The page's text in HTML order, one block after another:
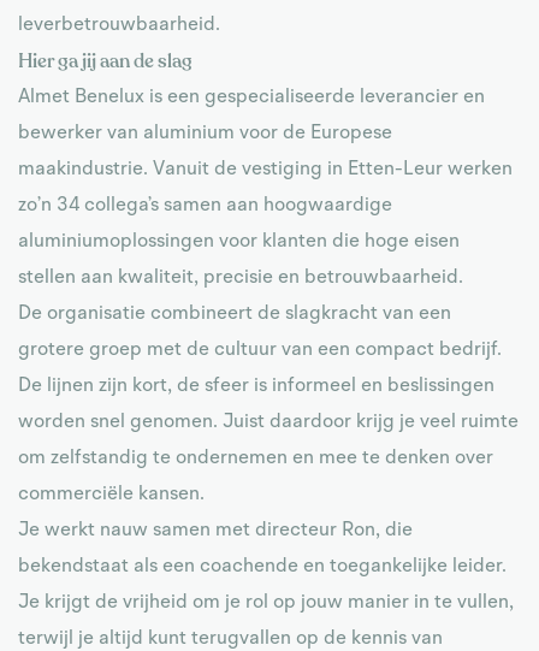
leverbetrouwbaarheid.
Hier ga jij aan de slag
Almet Benelux is een gespecialiseerde leverancier en
bewerker van aluminium voor de Europese
maakindustrie. Vanuit de vestiging in Etten-Leur werken
zo’n 34 collega’s samen aan hoogwaardige
aluminiumoplossingen voor klanten die hoge eisen
stellen aan kwaliteit, precisie en betrouwbaarheid.
De organisatie combineert de slagkracht van een
grotere groep met de cultuur van een compact bedrijf.
De lijnen zijn kort, de sfeer is informeel en beslissingen
worden snel genomen. Juist daardoor krijg je veel ruimte
om zelfstandig te ondernemen en mee te denken over
commerciële kansen.
Je werkt nauw samen met directeur Ron, die
bekendstaat als een coachende en toegankelijke leider.
Je krijgt de vrijheid om je rol op jouw manier in te vullen,
terwijl je altijd kunt terugvallen op de kennis van